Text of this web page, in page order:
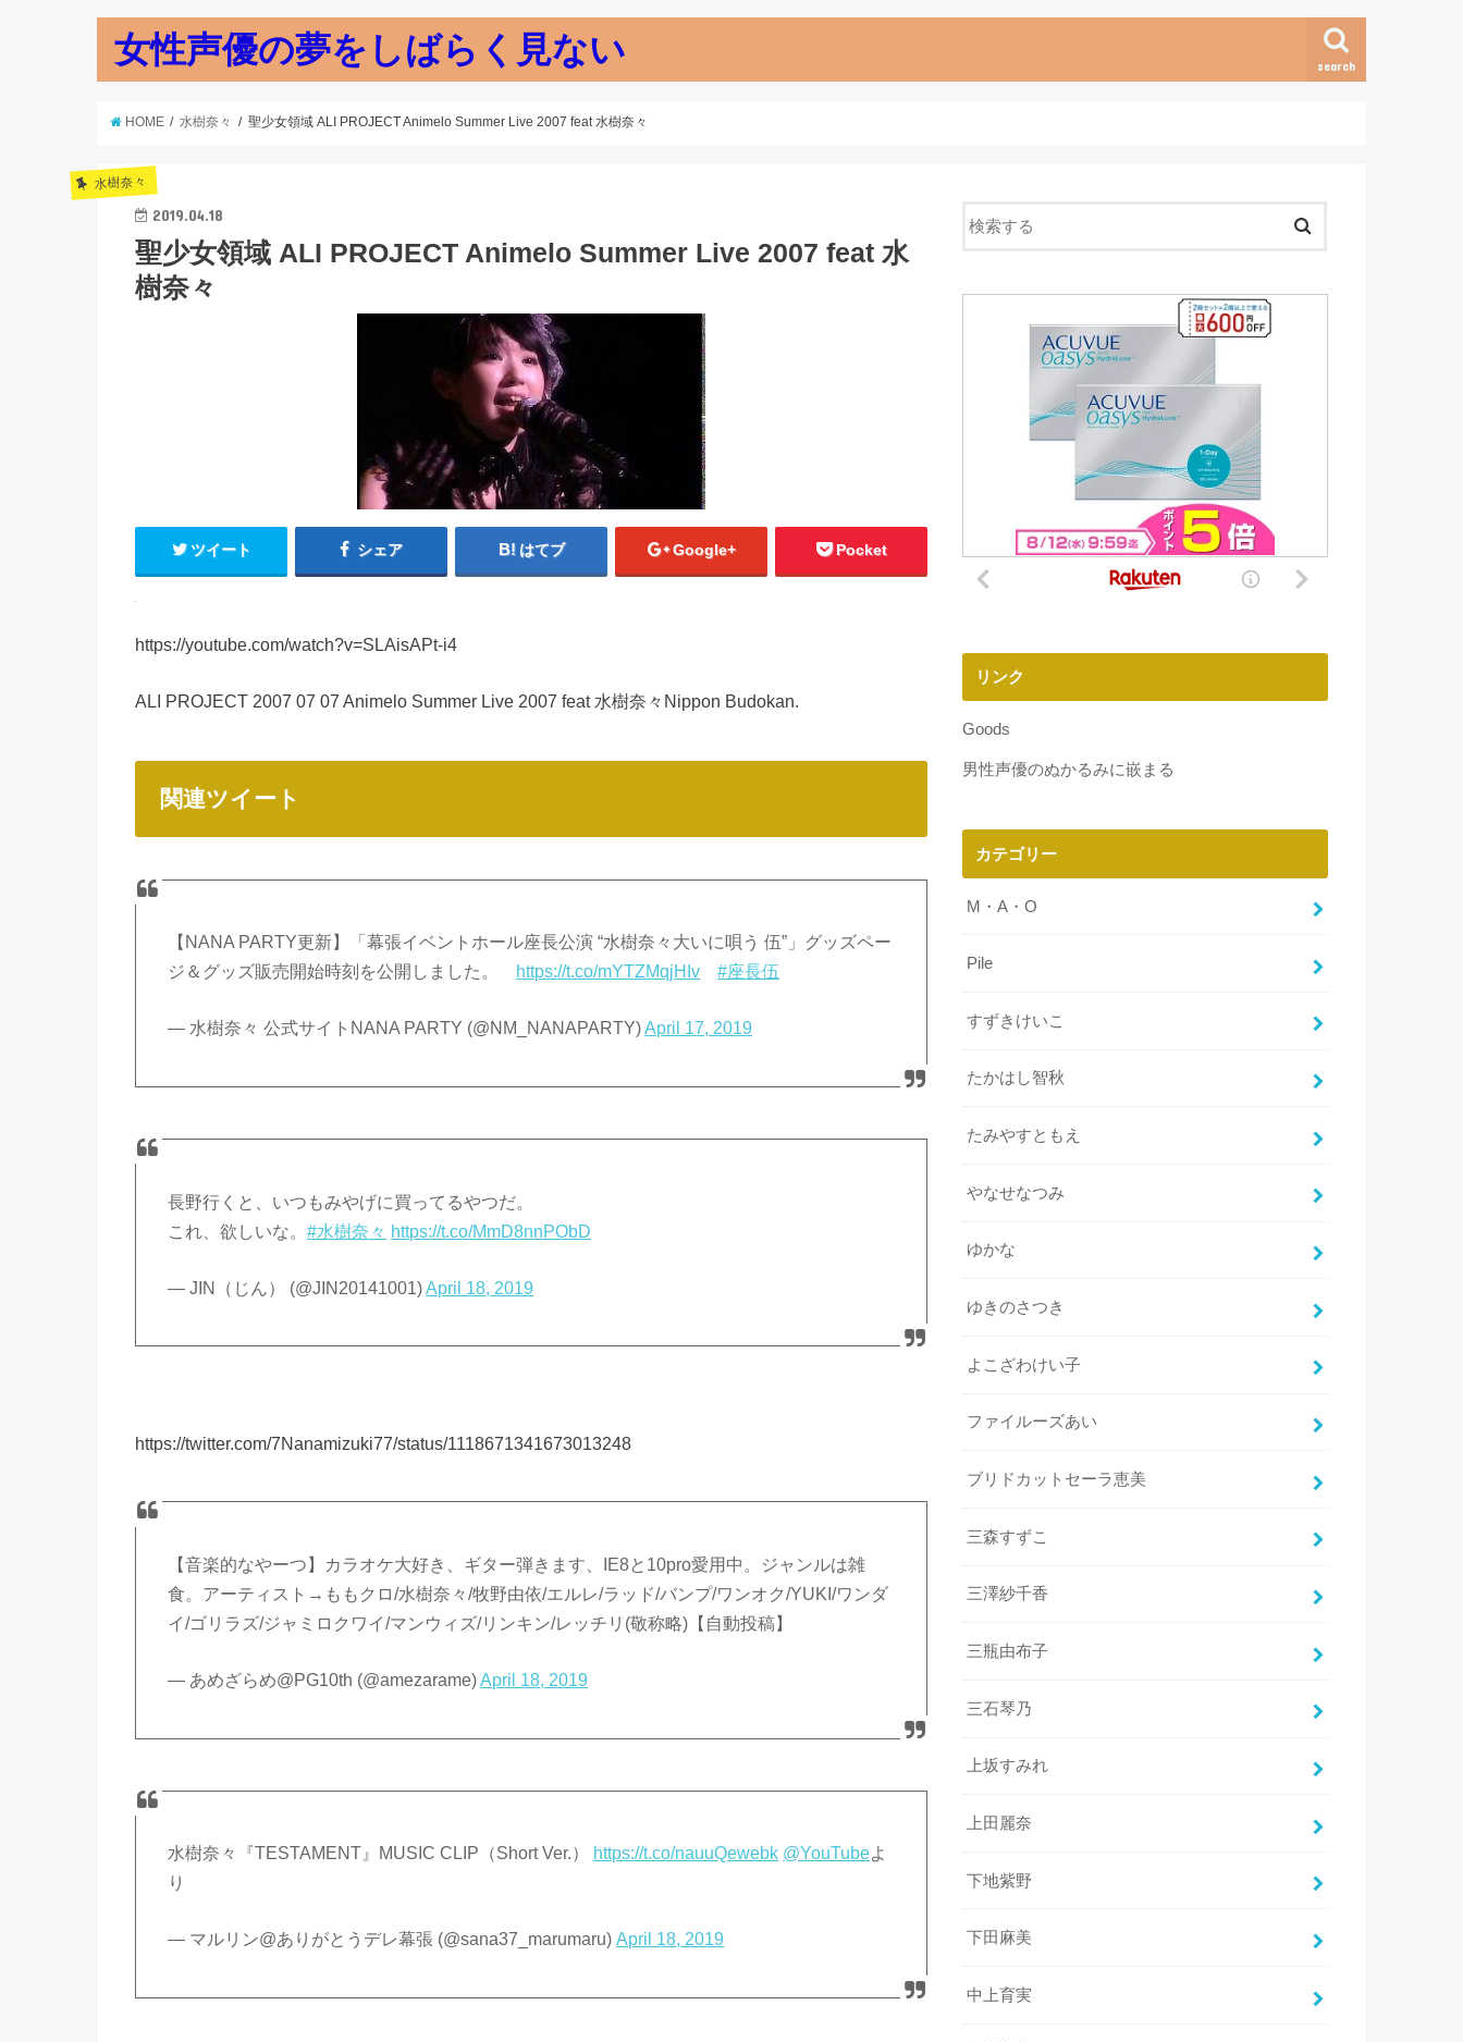
女性声優の夢をしばらく見ない search
HOME 水樹奈々 聖少女領域 ALI PROJECT Animelo Summer Live 2007 feat 水樹奈々
水樹奈々
2019.04.18
聖少女領域 ALI PROJECT Animelo Summer Live 2007 feat 水
樹奈々
ツイート シェア はてブ Google+ Pocket
https://youtube.com/watch?v=SLAisAPt-i4
ALI PROJECT 2007 07 07 Animelo Summer Live 2007 feat 水樹奈々Nippon Budokan.
関連ツイート
【NANA PARTY更新】「幕張イベントホール座長公演 “水樹奈々大いに唄う 伍”」グッズペー
ジ＆グッズ販売開始時刻を公開しました。
https://t.co/mYTZMqjHIv #座長伍
— 水樹奈々 公式サイトNANA PARTY (@NM_NANAPARTY)April 17, 2019
長野行くと、いつもみやげに買ってるやつだ。
これ、欲しいな。#水樹奈々 https://t.co/MmD8nnPObD
— JIN（じん） (@JIN20141001)April 18, 2019
https://twitter.com/7Nanamizuki77/status/1118671341673013248
【音楽的なやーつ】カラオケ大好き、ギター弾きます、IE8と10pro愛用中。ジャンルは雑
食。アーティスト→ももクロ/水樹奈々/牧野由依/エルレ/ラッド/バンプ/ワンオク/YUKI/ワンダ
イ/ゴリラズ/ジャミロクワイ/マンウィズ/リンキン/レッチリ(敬称略)【自動投稿】
— あめざらめ@PG10th (@amezarame)April 18, 2019
水樹奈々『TESTAMENT』MUSIC CLIP（Short Ver.） https://t.co/nauuQewebk @YouTubeよ
り
— マルリン@ありがとうデレ幕張 (@sana37_marumaru)April 18, 2019
リンク
Goods
男性声優のぬかるみに嵌まる
カテゴリー
M・A・O
Pile
すずきけいこ
たかはし智秋
たみやすともえ
やなせなつみ
ゆかな
ゆきのさつき
よこざわけい子
ファイルーズあい
ブリドカットセーラ恵美
三森すずこ
三澤紗千香
三瓶由布子
三石琴乃
上坂すみれ
上田麗奈
下地紫野
下田麻美
中上育実